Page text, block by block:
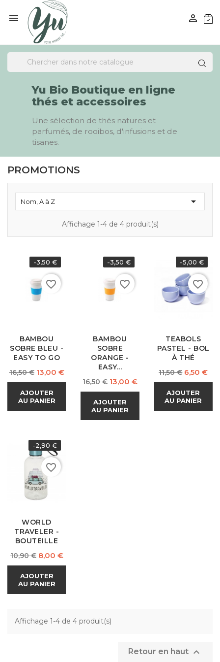
 
Yu Bio Boutique en ligne
thés et accessoires
Une sélection de thés natures et
parfumés, de rooibos, d'infusions et de
tisanes.
PROMOTIONS
Nom, A à Z 
Affichage 1-4 de 4 produit(s)
-3,50 €
BAMBOU
SOBRE BLEU -
EASY TO GO
Prix
normal
16,50 € Prix
13,00 €
AJOUTER
AU PANIER
favorite_border
-3,50 €
BAMBOU
SOBRE
ORANGE -
EASY...
Prix
normal
16,50 € Prix
13,00 €
AJOUTER
AU PANIER
favorite_border
-5,00 €
TEABOLS
PASTEL - BOL
À THÉ
Prix
normal
11,50 € Prix
6,50 €
AJOUTER
AU PANIER
favorite_border
-2,90 €
WORLD
TRAVELER -
BOUTEILLE
Prix
normal
10,90 € Prix
8,00 €
AJOUTER
AU PANIER
favorite_border
Affichage 1-4 de 4 produit(s)
Retour en haut 